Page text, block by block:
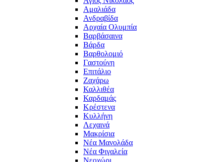
Αμαλιάδα
Ανδραβίδα
Αρχαία Ολυμπία
Βαρβάσαινα
Βάρδα
Βαρθολομιό
Γαστούνη
Επιτάλιο
Ζαχάρω
Καλλιθέα
Καρδαμάς
Κρέστενα
Κυλλήνη
Λεχαινά
Μακρίσια
Νέα Μανολάδα
Νέα Φιγαλεία
Νεοχώρι